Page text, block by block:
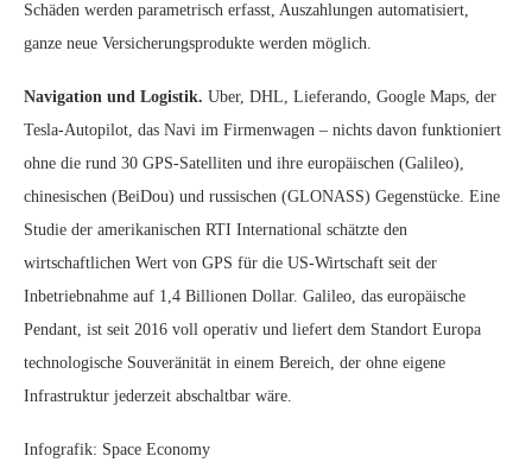
Schäden werden parametrisch erfasst, Auszahlungen automatisiert,
ganze neue Versicherungsprodukte werden möglich.
Navigation und Logistik. Uber, DHL, Lieferando, Google Maps, der
Tesla-Autopilot, das Navi im Firmenwagen – nichts davon funktioniert
ohne die rund 30 GPS-Satelliten und ihre europäischen (Galileo),
chinesischen (BeiDou) und russischen (GLONASS) Gegenstücke. Eine
Studie der amerikanischen RTI International schätzte den
wirtschaftlichen Wert von GPS für die US-Wirtschaft seit der
Inbetriebnahme auf 1,4 Billionen Dollar. Galileo, das europäische
Pendant, ist seit 2016 voll operativ und liefert dem Standort Europa
technologische Souveränität in einem Bereich, der ohne eigene
Infrastruktur jederzeit abschaltbar wäre.
Infografik: Space Economy